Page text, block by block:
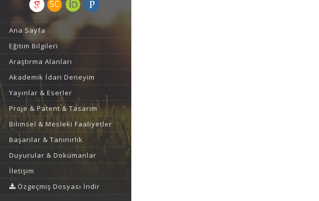
Ana Sayfa
Eğitim Bilgileri
Araştırma Alanları
Akademik İdari Deneyim
Yayınlar & Eserler
Proje & Patent & Tasarım
Bilimsel & Mesleki Faaliyetler
Başarılar & Tanınırlık
Duyurular & Dokümanlar
İletişim
Özgeçmiş Dosyası İndir